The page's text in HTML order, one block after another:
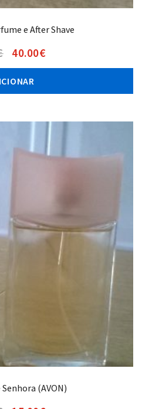
e After Shave
40.00€
(AVON)